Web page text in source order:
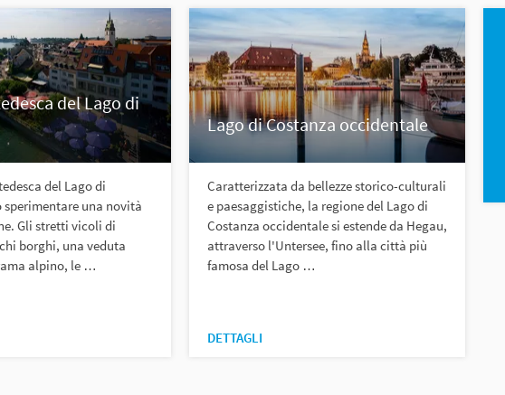
del Lago di
del Lago di
sperimentare una novità
Gli stretti vicoli di
borghi, una veduta
alpino, le …
Lago di Costanza occidentale
Caratterizzata da bellezze storico-culturali
e paesaggistiche, la regione del Lago di
Costanza occidentale si estende da Hegau,
attraverso l'Untersee, fino alla città più
famosa del Lago …
DETTAGLI